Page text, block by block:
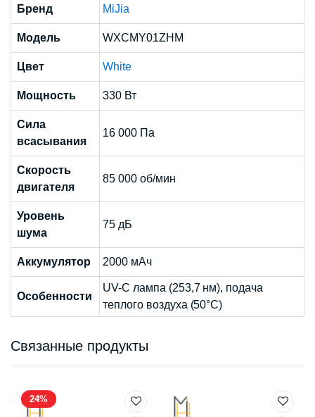
Бренд MiJia
Модель WXCMY01ZHM
Цвет White
Мощность 330 Вт
Сила
всасывания
16 000 Па
Скорость
двигателя
85 000 об/мин
Уровень
шума
75 дБ
Аккумулятор 2000 мАч
Особенности
UV-C лампа (253,7 нм), подача
теплого воздуха (50°C)
Связанные продукты
24%